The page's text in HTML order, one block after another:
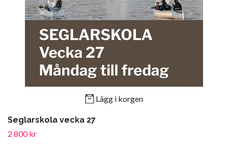
Lägg i korgen
Seglarskola vecka 27
2 800 kr